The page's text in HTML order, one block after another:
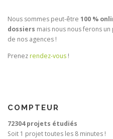
Nous sommes peut-être 100 %
dossiers mais nous nous ferons
de nos agences !
Prenezrendez-vous !
COMPTEUR
72304 projets étudiés
Soit 1 projet toutes les 8 minutes !